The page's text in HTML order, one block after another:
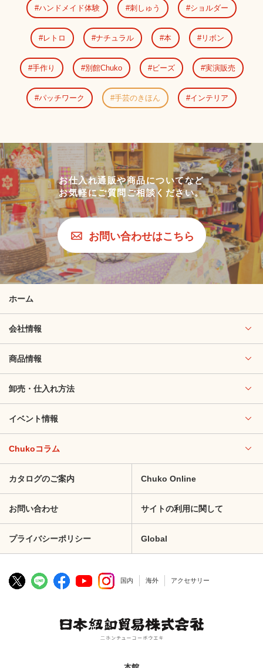
ハンドメイド体験 刺しゅう ショルダー
レトロ ナチュラル 本 リボン
手作り 別館Chuko ビーズ 実演販売
パッチワーク 手芸のきほん インテリア
お仕入れ通販や商品についてなど
お気軽にご質問ご相談ください。
お問い合わせはこちら
ホーム
会社情報
商品情報
卸売・仕入れ方法
イベント情報
Chukoコラム
カタログのご案内 Chuko Online
お問い合わせ サイトの利用に関して
プライバシーポリシー Global
国内 海外 アクセサリー